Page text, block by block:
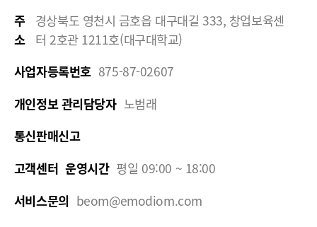
주
소
경상북도 영천시 금호읍 대구대길 333, 창업보육센
터 2호관 1211호(대구대학교)
사업자등록번호 875-87-02607
개인정보 관리담당자 노범래
통신판매신고
고객센터 운영시간 평일 09:00 ~ 18:00
서비스문의 beom@emodiom.com